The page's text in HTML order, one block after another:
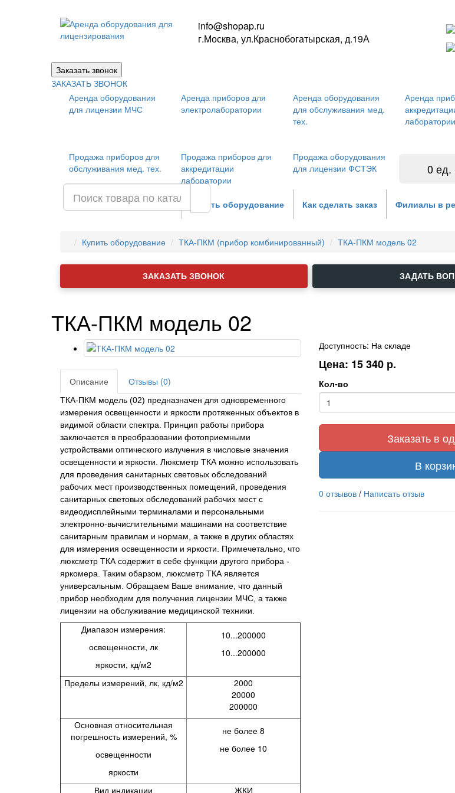
info@shopap.ru
г.Москва, ул.Краснобогатырская, д.19А
ЗАКАЗАТЬ ЗВОНОК
Аренда оборудования
для лицензии МЧС
Аренда приборов для
электролаборатории
Аренда оборудования
для обслуживания мед.
тех.
Аренда
лаборатории
Продажа приборов для
обслуживания мед. тех.
Продажа приборов для
аккредитации
лаборатории
Продажа оборудования
для лицензии ФСТЭК
0 ед.
Аренда оборудования Купить оборудование Как сделать заказ Филиалы в
Купить оборудование ТКА-ПКМ (прибор комбинированный) ТКА-ПКМ модель 02
ЗАКАЗАТЬ ЗВОНОК ЗАДАТЬ
ТКА-ПКМ модель 02
Описание Отзывы (0)
ТКА-ПКМ модель (02) предназначен для одновременного
измерения освещенности и яркости протяженных объектов в
видимой области спектра. Принцип работы прибора
заключается в преобразовании фотоприемными
устройствами оптического излучения в числовые значения
освещенности и яркости . Люксметр ТКА можно использовать
для проведения санитарных световых обследований
рабочих мест производственных помещений, проведения
санитарных световых обследований рабочих мест с
видеодисплейными терминалами и персональными
электронно-вычислительными машинами на соответствие
санитарным правилам и нормам, а также в других областях
для измерения освещенности и яркости. Примечетально, что
люксметр ТКА содержит в себе функции другого прибора -
яркомера. Таким обарзом, люксметр ТКА является
универсальным. Обращаем Ваше внимание, что данный
прибор необходим для получения лицензии МЧС, а также
лицензии на обслуживание медицинской техники.
Диапазон измерения:
освещенности, лк
яркости, кд/м2
10...200000
10...200000
Пределы измерений, лк, кд/м2
2000
20000
200000
Основная относительная
погрешность измерений, %
освещенности
яркости
не более 8
не более 10
Вид индикации
ЖКИ
Доступность: На складе
Цена: 15 340 р.
Кол-во
Заказать в
В
0 отзывов/ Написать отзыв